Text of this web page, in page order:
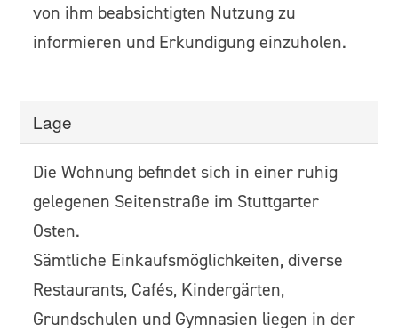
von ihm beabsichtigten Nutzung zu
informieren und Erkundigung einzuholen.
Lage
Die Wohnung befindet sich in einer ruhig
gelegenen Seitenstraße im Stuttgarter
Osten.
Sämtliche Einkaufsmöglichkeiten, diverse
Restaurants, Cafés, Kindergärten,
Grundschulen und Gymnasien liegen in der